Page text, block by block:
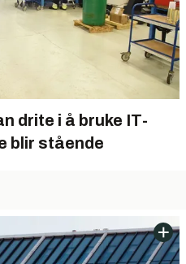
drite i å bruke IT-
blir stående